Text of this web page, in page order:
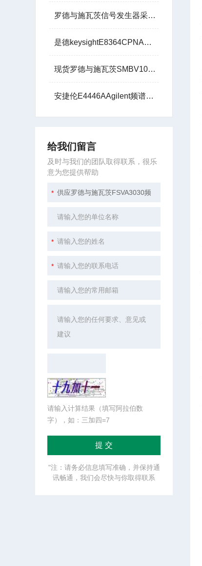
罗德与施瓦茨信号发生器采用了闭环功率控制技术
是德keysightE8364CPNA微波网络分析仪10M至50G
现货罗德与施瓦茨SMBV100A9KHz - 6GHz信号发生器租赁
安捷伦E4446AAgilent频谱分析仪44G提供技术支持
给我们留言
及时与我们的团队取得联系，很乐
意为您提供帮助
请输入计算结果（填写阿拉伯数
字），如：三加四=7
"注：请务必信息填写准确，并保持通
讯畅通，我们会尽快与你取得联系